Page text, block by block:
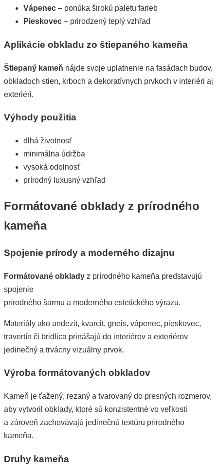
Vápenec – ponúka širokú paletu farieb
Pieskovec – prirodzený teplý vzhľad
Aplikácie obkladu zo štiepaného kameňa
Štiepaný kameň nájde svoje uplatnenie na fasádach budov,
obkladoch stien, krboch a dekoratívnych prvkoch v interiéri aj
exteriéri.
Výhody použitia
dlhá životnosť
minimálna údržba
vysoká odolnosť
prírodný luxusný vzhľad
Formátované obklady z prírodného
kameňa
Spojenie prírody a moderného dizajnu
Formátované obklady z prírodného kameňa predstavujú
spojenie
prírodného šarmu a moderného estetického výrazu.
Materiály ako andezit, kvarcit, gneis, vápenec, pieskovec,
travertín či bridlica prinášajú do interiérov a exteriérov
jedinečný a trvácny vizuálny prvok.
Výroba formátovaných obkladov
Kameň je ťažený, rezaný a tvarovaný do presných rozmerov,
aby vytvoril obklady, ktoré sú konzistentné vo veľkosti
a zároveň zachovávajú jedinečnú textúru prírodného
kameňa.
Druhy kameňa